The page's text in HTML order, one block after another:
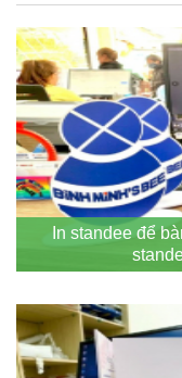
In standee để